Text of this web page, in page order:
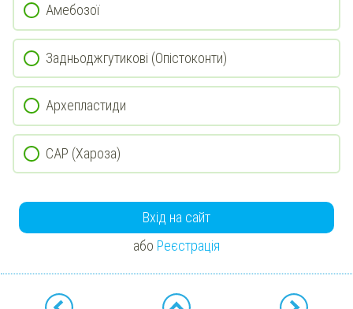
Амебозої
Задньоджгутикові (Опістоконти)
Архепластиди
САР (Хароза)
Вхід на сайт
або Реєстрація